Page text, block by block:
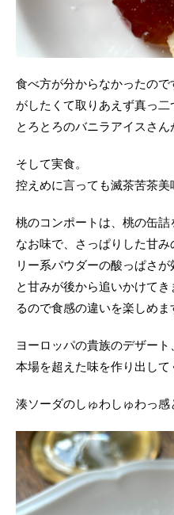
食べ方が分からなかったの
がしたくて取りあえず真っ
とろとろのバニラアイスさん
そして実食。
控えめに言っても滅茶苦茶美
桃のコンポートは、桃の缶
なお味で、さっぱりした甘
リー系パウダーの酸っぱさ
と甘みが後から追いかけて
るので食感の違いを楽しめま
ヨーロッパの貴族のデザー
本場を超えた味を作り出して
湊ソーダのしゅわしゅわっ感